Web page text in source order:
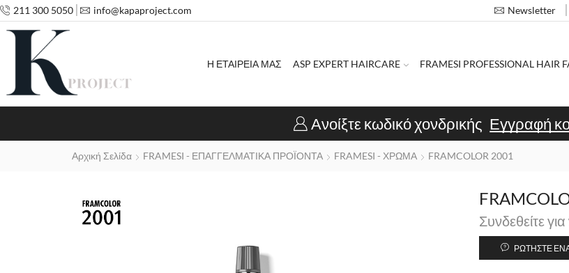
211 300 5050 info@kapaproject.com Newsletter
Η ΕΤΑΙΡΕΙΑ ΜΑΣ ASP EXPERT HAIRCARE FRAMESI PROFESSIONAL HAIR
Ανοίξτε κωδικό χονδρικής Εγγραφή
Αρχική Σελίδα FRAMESI - ΕΠΑΓΓΕΛΜΑΤΙΚΑ ΠΡΟΪΟΝΤΑ FRAMESI - ΧΡΩΜΑ FRAMCOLOR 2001
Συνδεθείτε για
ΡΩΤΉΣΤΕ